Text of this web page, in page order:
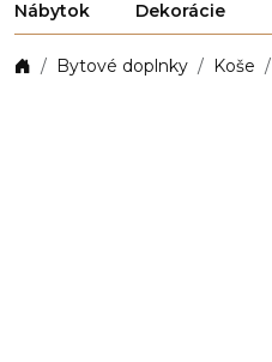
Nábytok Dekorácie
Bytové doplnky Koše